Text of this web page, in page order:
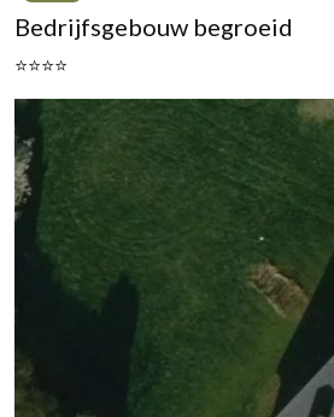
Bedrijfsgebouw begroeid
⭐⭐⭐⭐